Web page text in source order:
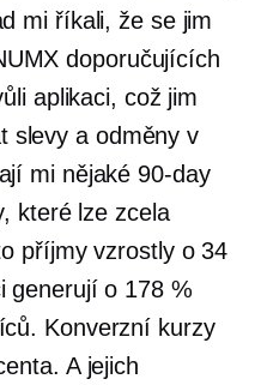
mi říkali, že se jim
doporučujících
aplikaci, což jim
slevy a odměny v
mi nějaké 90-day
které lze zcela
příjmy vzrostly o 34
generují o 178 %
Konverzní kurzy
A jejich